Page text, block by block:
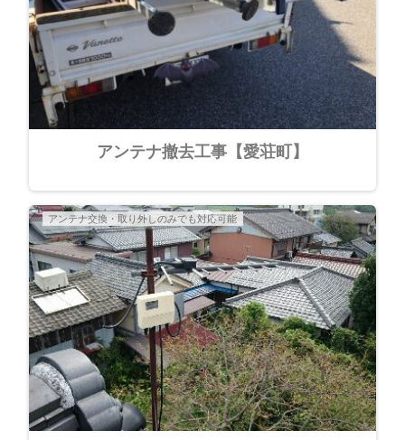
アンテナ撤去工事【愛荘町】
アンテナ交換・取り外しのみでも対応可能